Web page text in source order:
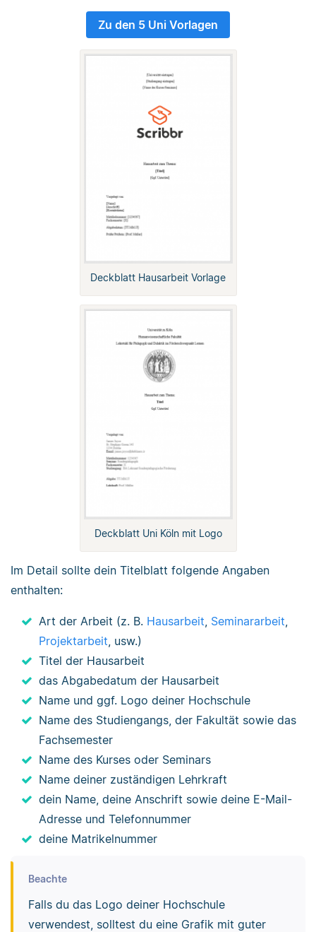
Zu den 5 Uni Vorlagen
Deckblatt Hausarbeit Vorlage
Deckblatt Uni Köln mit Logo
Im Detail sollte dein Titelblatt folgende Angaben
enthalten:
Art der Arbeit (z. B. Hausarbeit Seminararbeit
Projektarbeit , usw.)
Titel der Hausarbeit
das Abgabedatum der Hausarbeit
Name und ggf. Logo deiner Hochschule
Name des Studiengangs, der Fakultät sowie das
Fachsemester
Name des Kurses oder Seminars
Name deiner zuständigen Lehrkraft
dein Name, deine Anschrift sowie deine E-Mail-
Adresse und Telefonnummer
deine Matrikelnummer
Beachte
Falls du das Logo deiner Hochschule
verwendest, solltest du eine Grafik mit guter